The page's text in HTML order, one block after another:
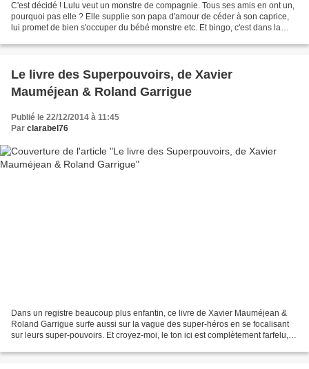
C'est décidé ! Lulu veut un monstre de compagnie. Tous ses amis en ont un,
pourquoi pas elle ? Elle supplie son papa d'amour de céder à son caprice,
lui promet de bien s'occuper du bébé monstre etc. Et bingo, c'est dans la
Le livre des Superpouvoirs, de Xavier
Mauméjean & Roland Garrigue
Publié le 22/12/2014 à 11:45
Par clarabel76
Dans un registre beaucoup plus enfantin, ce livre de Xavier Mauméjean &
Roland Garrigue surfe aussi sur la vague des super-héros en se focalisant
sur leurs super-pouvoirs. Et croyez-moi, le ton ici est complètement farfelu,